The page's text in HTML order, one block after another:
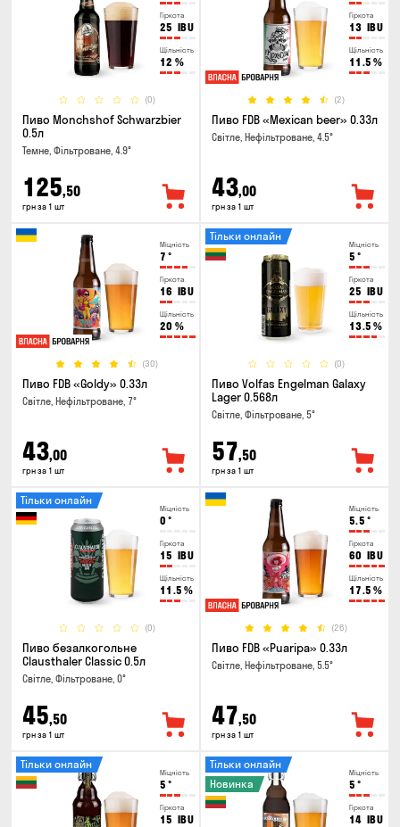
Гіркота
25 IBU
Щільність
12 %
(0)
Пиво Monchshof Schwarzbier
0.5л
Темне, Фільтроване, 4.9°
125,50
грн за 1 шт
Гіркота
13 IBU
Щільність
11.5 %
(2)
Пиво FDB «Mexican beer» 0.33л
Світле, Нефільтроване, 4.5°
43,00
грн за 1 шт
Міцність
7 °
Гіркота
16 IBU
Щільність
20 %
(30)
Пиво FDB «Goldy» 0.33л
Світле, Нефільтроване, 7°
43,00
грн за 1 шт
Міцність
5 °
Гіркота
25 IBU
Щільність
13.5 %
(0)
Тільки онлайн
Пиво Volfas Engelman Galaxy
Lager 0.568л
Світле, Фільтроване, 5°
57,50
грн за 1 шт
Міцність
0 °
Гіркота
15 IBU
Щільність
11.5 %
(0)
Тільки онлайн
Пиво безалкогольне
Clausthaler Classic 0.5л
Світле, Фільтроване, 0°
45,50
грн за 1 шт
Міцність
5.5 °
Гіркота
60 IBU
Щільність
17.5 %
(26)
Пиво FDB «Puaripa» 0.33л
Світле, Нефільтроване, 5.5°
47,50
грн за 1 шт
Міцність
5 °
Гіркота
15 IBU
Тільки онлайн
Міцність
5 °
Гіркота
14 IBU
Тільки онлайн
Новинка